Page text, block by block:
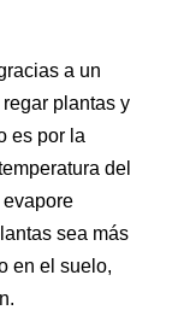
a un
plantas y
es por la
del
sea más
en el suelo,